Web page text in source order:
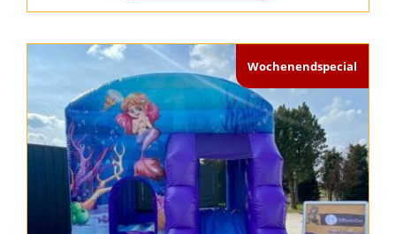
Wochenendspecial